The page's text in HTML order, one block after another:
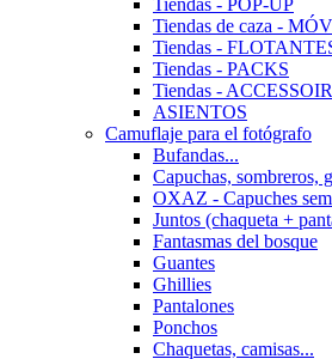
Tiendas - POP-UP
Tiendas de caza -
Tiendas -
Tiendas - PACKS
Tiendas -
ASIENTOS
Camuflaje para el fotógrafo
Bufandas...
Capuchas, sombreros,
OXAZ - Capuches
Juntos (chaqueta +
Fantasmas del bosque
Guantes
Ghillies
Pantalones
Ponchos
Chaquetas, camisas...